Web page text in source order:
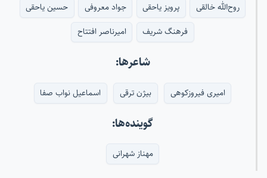
روح‌الله خالقی پرویز یاحقی جواد معروفی
حسین یاحقی
فرهنگ شریف
امیرناصر افتتاح
شاعرها:
امیری فیروزکوهی بیژن ترقی اسماعیل نواب صفا
گوینده‌ها:
مهناز شهرانی